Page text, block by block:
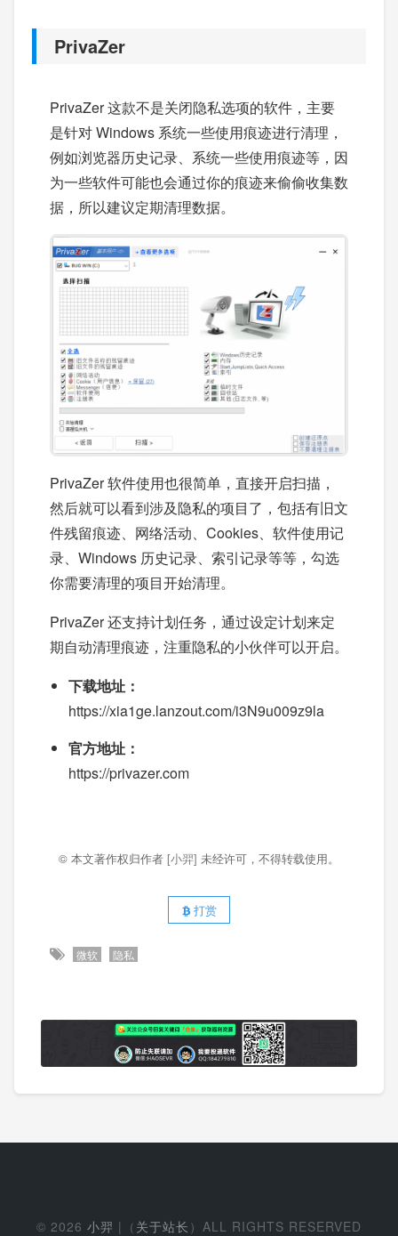
PrivaZer
PrivaZer 这款不是关闭隐私选项的软件，主要
是针对 Windows 系统一些使用痕迹进行清理，
例如浏览器历史记录、系统一些使用痕迹等，因
为一些软件可能也会通过你的痕迹来偷偷收集数
据，所以建议定期清理数据。
PrivaZer 软件使用也很简单，直接开启扫描，
然后就可以看到涉及隐私的项目了，包括有旧文
件残留痕迹、网络活动、Cookies、软件使用记
录、Windows 历史记录、索引记录等等，勾选
你需要清理的项目开始清理。
PrivaZer 还支持计划任务，通过设定计划来定
期自动清理痕迹，注重隐私的小伙伴可以开启。
下载地址：
https://xia1ge.lanzout.com/i3N9u009z9la
官方地址：
https://privazer.com
© 本文著作权归作者 [小羿] 未经许可，不得转载使用。
打赏
微软 隐私
© 2026 小羿 |（ 关于站长 ）ALL RIGHTS RESERVED